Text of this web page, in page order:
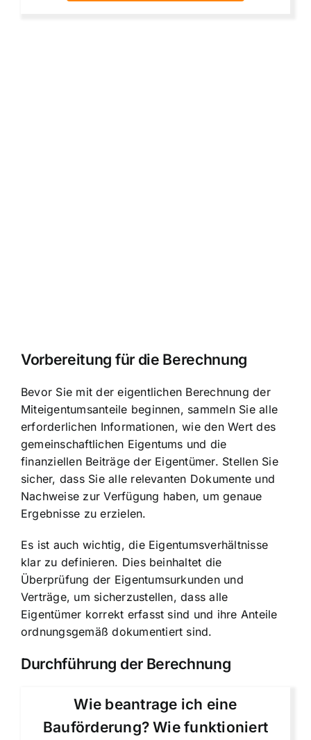
Vorbereitung für die Berechnung
Bevor Sie mit der eigentlichen Berechnung der
Miteigentumsanteile beginnen, sammeln Sie alle
erforderlichen Informationen, wie den Wert des
gemeinschaftlichen Eigentums und die
finanziellen Beiträge der Eigentümer. Stellen Sie
sicher, dass Sie alle relevanten Dokumente und
Nachweise zur Verfügung haben, um genaue
Ergebnisse zu erzielen.
Es ist auch wichtig, die Eigentumsverhältnisse
klar zu definieren. Dies beinhaltet die
Überprüfung der Eigentumsurkunden und
Verträge, um sicherzustellen, dass alle
Eigentümer korrekt erfasst sind und ihre Anteile
ordnungsgemäß dokumentiert sind.
Durchführung der Berechnung
Wie beantrage ich eine
Bauförderung? Wie funktioniert